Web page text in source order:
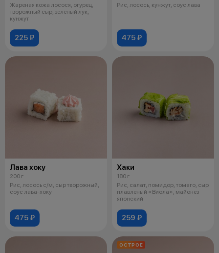
Жареная кожа лосося, огурец,
творожный сыр, зелёный лук,
кунжут
225 ₽
Рис, лосось, кунжут, соус лава
475 ₽
Лава хоку
200 г
Рис, лосось с/м, сыр творожный,
соус лава-хоку
475 ₽
Хаки
180 г
Рис, салат, помидор, томаго, сыр
плавленый «Виола», майонез
японский
259 ₽
ОСТРОЕ